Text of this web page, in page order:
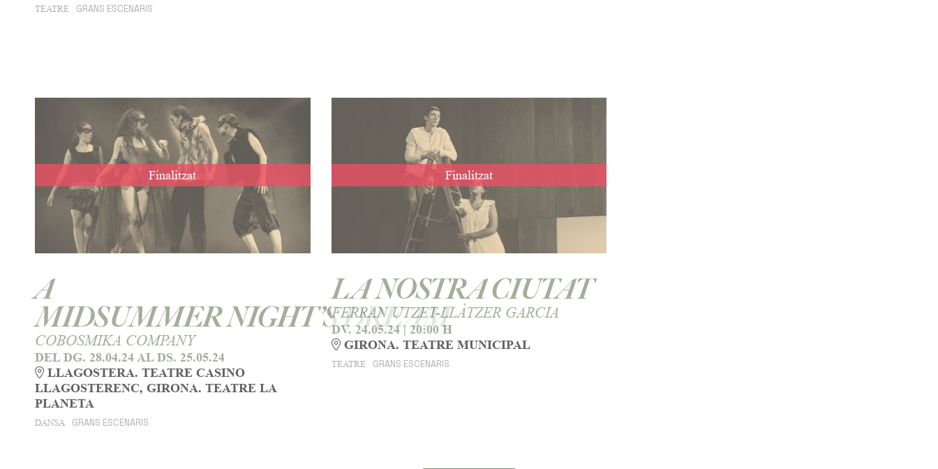
TEATRE GRANS ESCENARIS
Finalitzat
A
MIDSUMMER NIGHT’S DREAM
COBOSMIKA COMPANY
DEL DG. 28.04.24 AL DS. 25.05.24
LLAGOSTERA. TEATRE CASINO
LLAGOSTERENC, GIRONA. TEATRE LA
PLANETA
DANSA GRANS ESCENARIS
Finalitzat
LA NOSTRA CIUTAT
FERRAN UTZET-LLÀTZER GARCIA
DV. 24.05.24| 20:00 H
GIRONA. TEATRE MUNICIPAL
TEATRE GRANS ESCENARIS